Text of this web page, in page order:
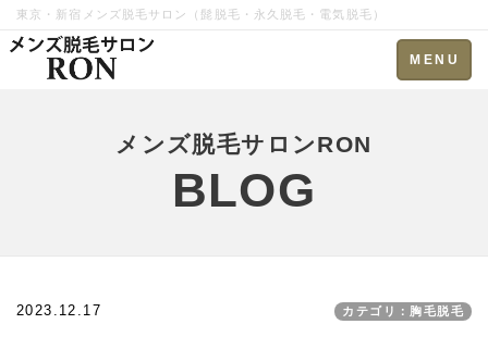
東京・新宿メンズ脱毛サロン（髭脱毛・永久脱毛・電気脱毛）
Toggle
navigation
MENU
メンズ脱毛サロンRON
BLOG
2023.12.17 カテゴリ：胸毛脱毛